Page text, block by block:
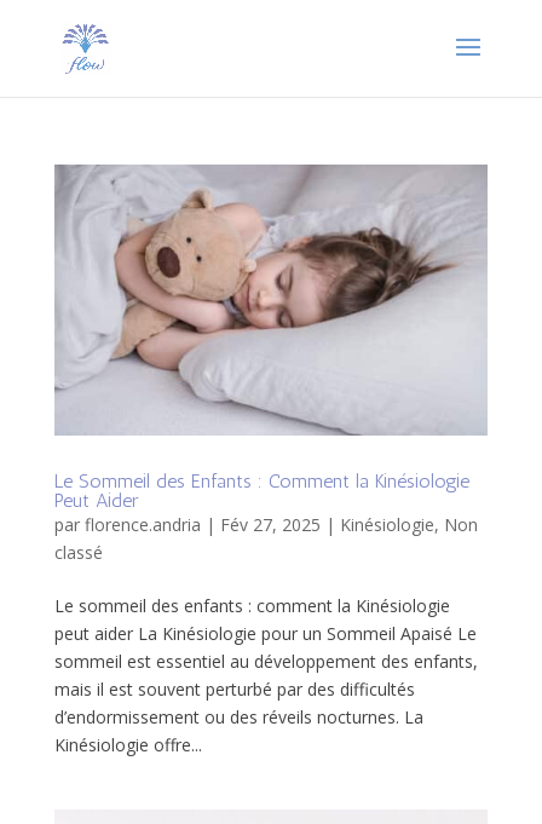
Le Sommeil des Enfants : Comment la Kinésiologie
Peut Aider
par florence.andria | Fév 27, 2025 | Kinésiologie, Non
classé
Le sommeil des enfants : comment la Kinésiologie
peut aider La Kinésiologie pour un Sommeil Apaisé Le
sommeil est essentiel au développement des enfants,
mais il est souvent perturbé par des difficultés
d’endormissement ou des réveils nocturnes. La
Kinésiologie offre...